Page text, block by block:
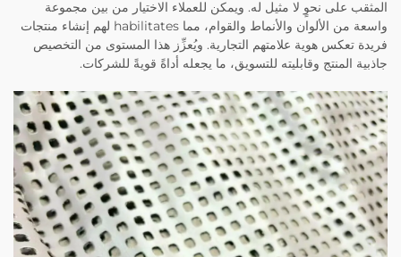
المثقب على نحوٍ لا مثيل له. ويمكن للعملاء الاختيار من بين مجموعة
واسعة من الألوان والأنماط والقوام، مما habilitates لهم إنشاء منتجات
فريدة تعكس هوية علامتهم التجارية. ويُعزِّز هذا المستوى من التخصيص
جاذبية المنتج وقابليته للتسويق، ما يجعله أداةً قويةً للشركات.